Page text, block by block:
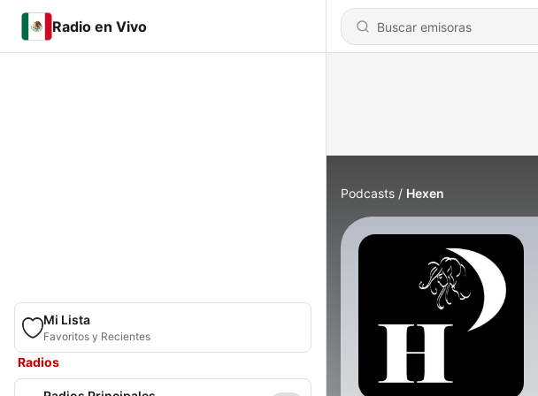
Radio en Vivo
Mi Lista
Favoritos y Recientes
Radios
Podcasts Hexen